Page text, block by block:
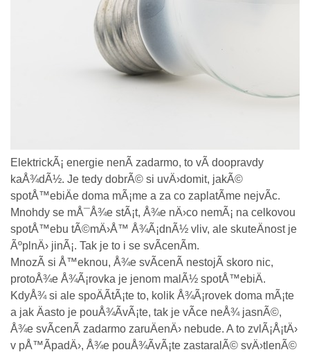
ElektrickÃ¡ energie nenÃ­ zadarmo, to vÃ­ doopravdy
kaÅ¾dÃ½. Je tedy dobrÃ© si uvÄ›domit, jakÃ©
spotÅ™ebiÄe doma mÃ¡me a za co zaplatÃ­me nejvÃ­c.
Mnohdy se mÅ¯Å¾e stÃ¡t, Å¾e nÄ›co nemÃ¡ na celkovou
spotÅ™ebu tÃ©mÄ›Å™ Å¾Ã¡dnÃ½ vliv, ale skuteÄnost je
ÃºplnÄ› jinÃ¡. Tak je to i se svÃ­cenÃ­m.
MnozÃ­ si Å™eknou, Å¾e svÃ­cenÃ­ nestojÃ­ skoro nic,
protoÅ¾e Å¾Ã¡rovka je jenom malÃ½ spotÅ™ebiÄ.
KdyÅ¾ si ale spoÄÃ­tÃ¡te to, kolik Å¾Ã¡rovek doma mÃ¡te
a jak Äasto je pouÅ¾Ã­vÃ¡te, tak je vÃ­ce neÅ¾ jasnÃ©,
Å¾e svÃ­cenÃ­ zadarmo zaruÄenÄ› nebude. A to zvlÃ¡Å¡tÄ›
v pÅ™Ã­padÄ›, Å¾e pouÅ¾Ã­vÃ¡te zastaralÃ© svÄ›tlenÃ©